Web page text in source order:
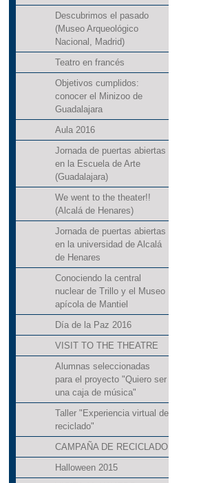
Descubrimos el pasado
(Museo Arqueológico
Nacional, Madrid)
Teatro en francés
Objetivos cumplidos:
conocer el Minizoo de
Guadalajara
Aula 2016
Jornada de puertas abiertas
en la Escuela de Arte
(Guadalajara)
We went to the theater!!
(Alcalá de Henares)
Jornada de puertas abiertas
en la universidad de Alcalá
de Henares
Conociendo la central
nuclear de Trillo y el Museo
apícola de Mantiel
Día de la Paz 2016
VISIT TO THE THEATRE
Alumnas seleccionadas
para el proyecto "Quiero ser
una caja de música"
Taller "Experiencia virtual de
reciclado"
CAMPAÑA DE RECICLADO
Halloween 2015